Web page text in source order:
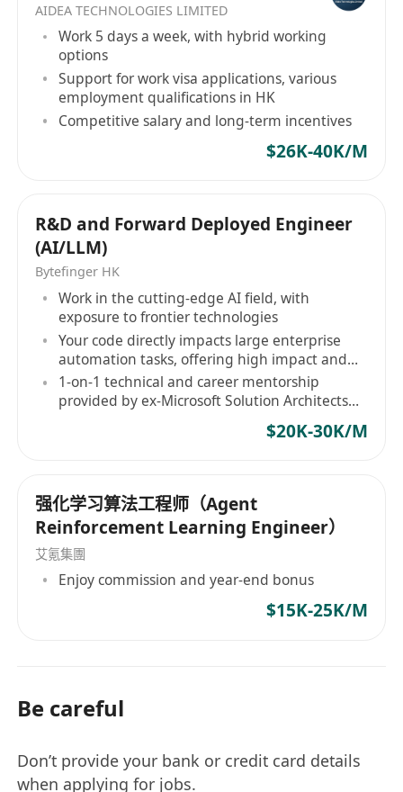
AIDEA TECHNOLOGIES LIMITED
Work 5 days a week, with hybrid working
options
Support for work visa applications, various
employment qualifications in HK
Competitive salary and long-term incentives
$26K-40K/M
R&D and Forward Deployed Engineer
(AI/LLM)
Bytefinger HK
Work in the cutting-edge AI field, with
exposure to frontier technologies
Your code directly impacts large enterprise
automation tasks, offering high impact and
autonomy
1-on-1 technical and career mentorship
provided by ex-Microsoft Solution Architects
$20K-30K/M
强化学习算法工程师（Agent
Reinforcement Learning Engineer）
艾氪集團
Enjoy commission and year-end bonus
$15K-25K/M
Be careful
Don’t provide your bank or credit card details
when applying for jobs.